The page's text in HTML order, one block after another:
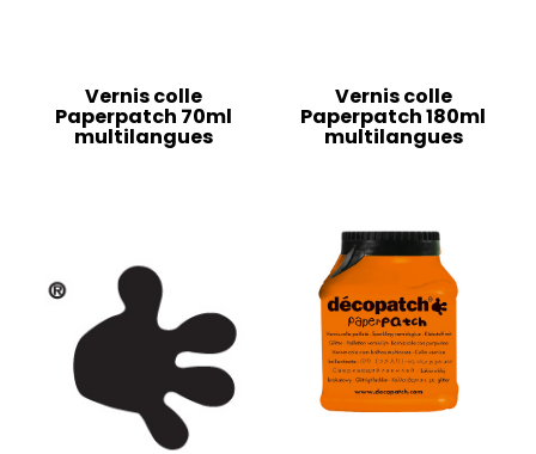
Vernis colle
Paperpatch 70ml
multilangues
Vernis colle
Paperpatch 180ml
multilangues